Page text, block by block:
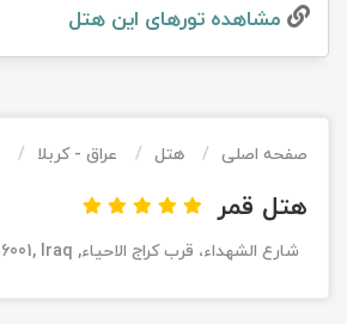
مشاهده تور‌های این هتل
صفحه اصلی هتل عراق - کربلا
هتل قمر
شارع الشهداء، قرب كراج الاحياء, Karbala 56001, Iraq
تور کویر کاراکال
تور کویر مصر
تور کیش از ساری
اقساطی
تور کیش از بندرعباس
اقساطی
تور قزاقستان اقساطی
تور زیارتی اقساطی